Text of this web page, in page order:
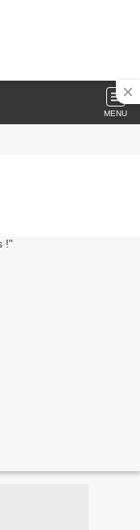
MENU